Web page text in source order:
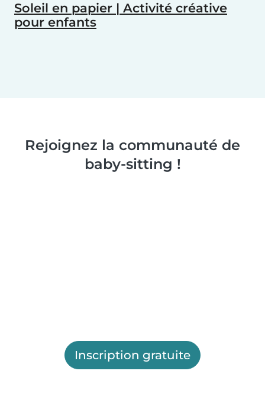
Soleil en papier | Activité créative
pour enfants
Rejoignez la communauté de
baby-sitting !
Inscription gratuite